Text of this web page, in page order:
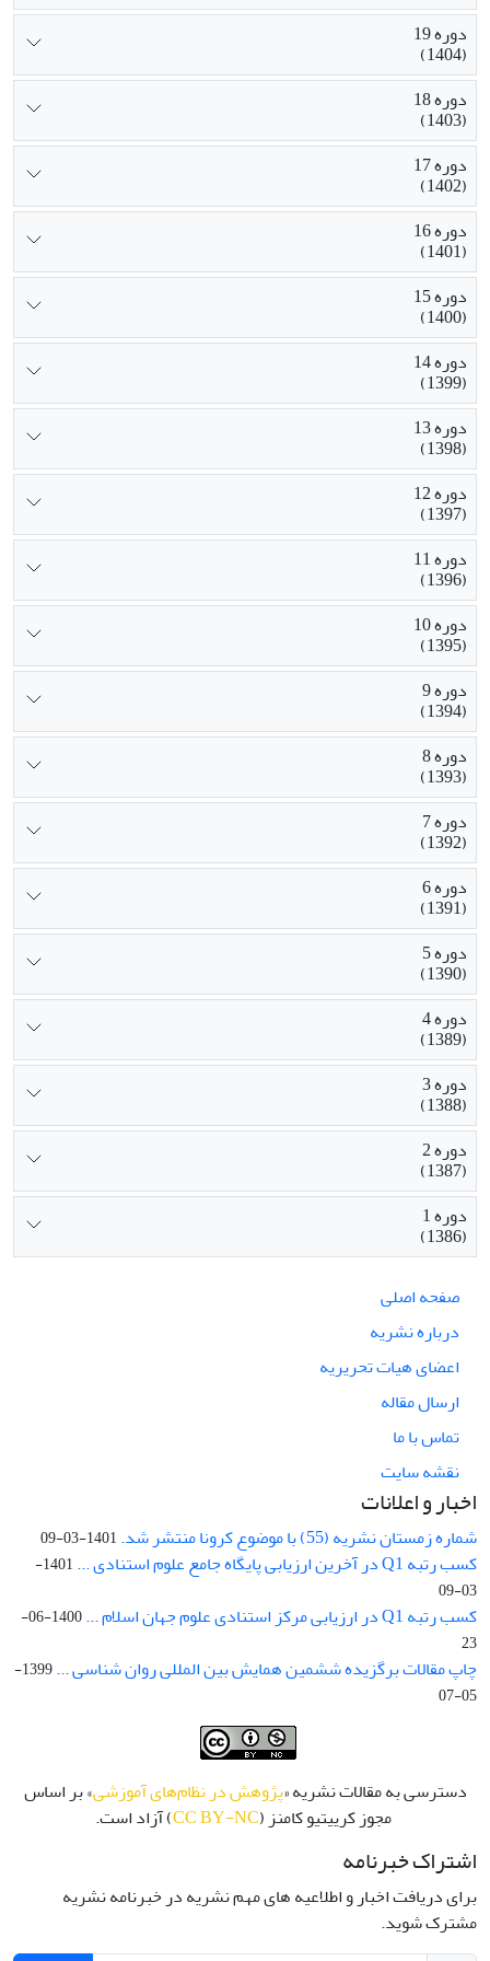
دوره 19
(1404)
دوره 18
(1403)
دوره 17
(1402)
دوره 16
(1401)
دوره 15
(1400)
دوره 14
(1399)
دوره 13
(1398)
دوره 12
(1397)
دوره 11
(1396)
دوره 10
(1395)
دوره 9
(1394)
دوره 8
(1393)
دوره 7
(1392)
دوره 6
(1391)
دوره 5
(1390)
دوره 4
(1389)
دوره 3
(1388)
دوره 2
(1387)
دوره 1
(1386)
صفحه اصلی
درباره نشریه
اعضای هیات تحریریه
ارسال مقاله
تماس با ما
نقشه سایت
اخبار و اعلانات
شماره زمستان نشریه (55) با موضوع کرونا منتشر شد. 1401-03-09
کسب رتبه Q1 در آخرین ارزیابی پایگاه جامع علوم استنادی ...
1401-
03-09
کسب رتبه Q1 در ارزیابی مرکز استنادی علوم جهان اسلام ...
1400-06-
23
چاپ مقالات برگزیده ششمین همایش بین المللی روان شناسی ...
1399-
05-07
دسترسی به مقالات نشریه «پژوهش در نظام‌های آموزشی» بر اساس
مجوز کرییتیو کامنز (CC BY-NC) آزاد است.
اشتراک خبرنامه
برای دریافت اخبار و اطلاعیه های مهم نشریه در خبرنامه نشریه
مشترک شوید.